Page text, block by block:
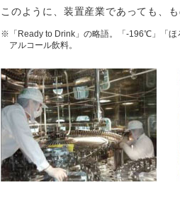
このように、装置産業であっても、
※「Ready to Drink」の略語。「-196℃」「ほ
アルコール飲料。